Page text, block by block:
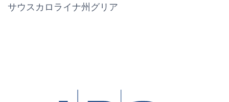
サウスカロライナ州グリア